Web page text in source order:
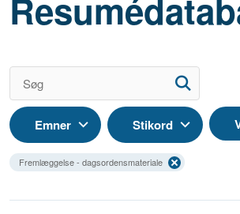
Emner Stikord
Fremlæggelse - dagsordensmateriale